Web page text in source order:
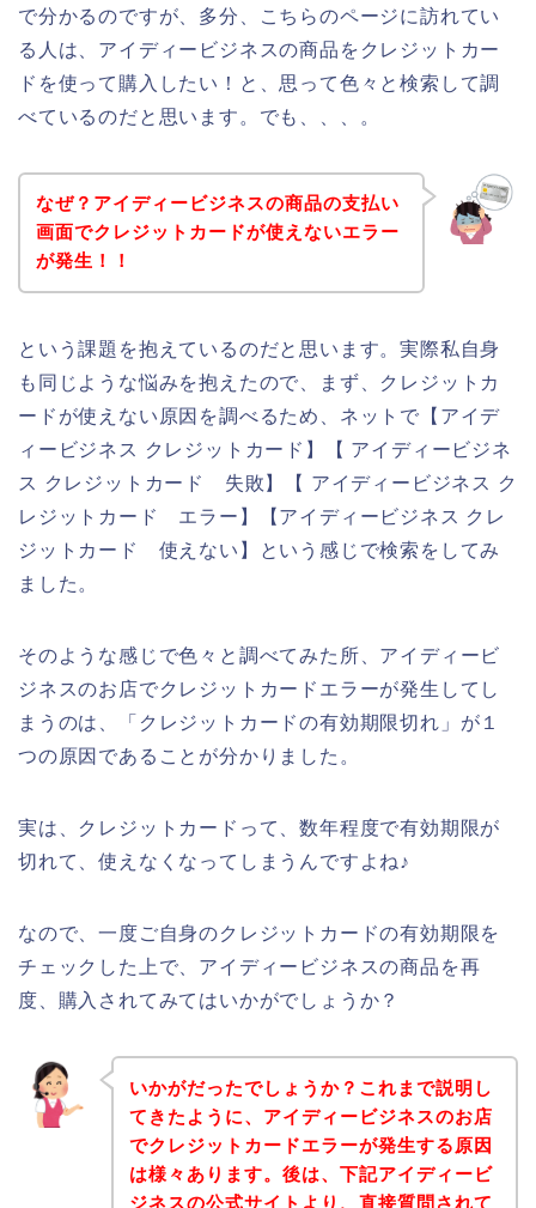
で分かるのですが、多分、こちらのページに訪れてい
る人は、アイディービジネスの商品をクレジットカー
ドを使って購入したい！と、思って色々と検索して調
べているのだと思います。でも、、、。
なぜ？アイディービジネスの商品の支払い
画面でクレジットカードが使えないエラー
が発生！！
という課題を抱えているのだと思います。実際私自身
も同じような悩みを抱えたので、まず、クレジットカ
ードが使えない原因を調べるため、ネットで【アイデ
ィービジネス クレジットカード】【 アイディービジネ
ス クレジットカード 失敗】【 アイディービジネス ク
レジットカード エラー】【アイディービジネス クレ
ジットカード 使えない】という感じで検索をしてみ
ました。
そのような感じで色々と調べてみた所、アイディービ
ジネスのお店でクレジットカードエラーが発生してし
まうのは、「クレジットカードの有効期限切れ」が１
つの原因であることが分かりました。
実は、クレジットカードって、数年程度で有効期限が
切れて、使えなくなってしまうんですよね♪
なので、一度ご自身のクレジットカードの有効期限を
チェックした上で、アイディービジネスの商品を再
度、購入されてみてはいかがでしょうか？
いかがだったでしょうか？これまで説明し
てきたように、アイディービジネスのお店
でクレジットカードエラーが発生する原因
は様々あります。後は、下記アイディービ
ジネスの公式サイトより、直接質問されて